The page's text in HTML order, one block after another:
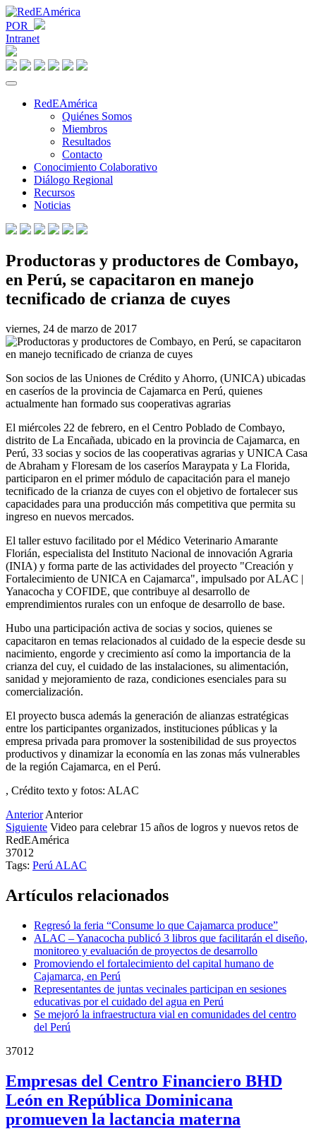
POR
Intranet
RedEAmérica
Quiénes Somos
Miembros
Resultados
Contacto
Conocimiento Colaborativo
Diálogo Regional
Recursos
Noticias
Productoras y productores de Combayo,
en Perú, se capacitaron en manejo
tecnificado de crianza de cuyes
viernes, 24 de marzo de 2017
Son socios de las Uniones de Crédito y Ahorro, (UNICA) ubicadas
en caseríos de la provincia de Cajamarca en Perú, quienes
actualmente han formado sus cooperativas agrarias
El miércoles 22 de febrero, en el Centro Poblado de Combayo,
distrito de La Encañada, ubicado en la provincia de Cajamarca, en
Perú, 33 socias y socios de las cooperativas agrarias y UNICA Casa
de Abraham y Floresam de los caseríos Maraypata y La Florida,
participaron en el primer módulo de capacitación para el manejo
tecnificado de la crianza de cuyes con el objetivo de fortalecer sus
capacidades para una producción más competitiva que permita su
ingreso en nuevos mercados.
El taller estuvo facilitado por el Médico Veterinario Amarante
Florián, especialista del Instituto Nacional de innovación Agraria
(INIA) y forma parte de las actividades del proyecto "Creación y
Fortalecimiento de UNICA en Cajamarca", impulsado por ALAC |
Yanacocha y COFIDE, que contribuye al desarrollo de
emprendimientos rurales con un enfoque de desarrollo de base.
Hubo una participación activa de socias y socios, quienes se
capacitaron en temas relacionados al cuidado de la especie desde su
nacimiento, engorde y crecimiento así como la importancia de la
crianza del cuy, el cuidado de las instalaciones, su alimentación,
sanidad y mejoramiento de raza, condiciones esenciales para su
comercialización.
El proyecto busca además la generación de alianzas estratégicas
entre los participantes organizados, instituciones públicas y la
empresa privada para promover la sostenibilidad de sus proyectos
productivos y dinamizar la economía en las zonas más vulnerables
de la región Cajamarca, en el Perú.
, Crédito texto y fotos: ALAC
Anterior Anterior
Siguiente Video para celebrar 15 años de logros y nuevos retos de
RedEAmérica
37012
Tags: Perú ALAC
Artículos relacionados
Regresó la feria “Consume lo que Cajamarca produce”
ALAC – Yanacocha publicó 3 libros que facilitarán el diseño,
monitoreo y evaluación de proyectos de desarrollo
Promoviendo el fortalecimiento del capital humano de
Cajamarca, en Perú
Representantes de juntas vecinales participan en sesiones
educativas por el cuidado del agua en Perú
Se mejoró la infraestructura vial en comunidades del centro
del Perú
37012
Empresas del Centro Financiero BHD
León en República Dominicana
promueven la lactancia materna